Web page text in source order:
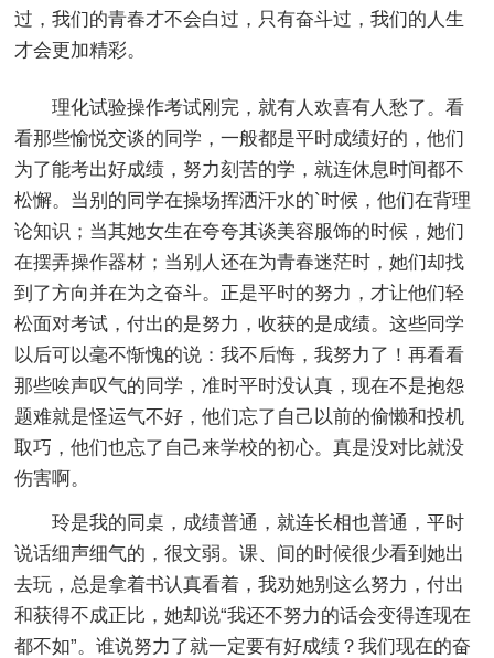
过，我们的青春才不会白过，只有奋斗过，我们的人生
才会更加精彩。
理化试验操作考试刚完，就有人欢喜有人愁了。看
看那些愉悦交谈的同学，一般都是平时成绩好的，他们
为了能考出好成绩，努力刻苦的学，就连休息时间都不
松懈。当别的同学在操场挥洒汗水的`时候，他们在背理
论知识；当其她女生在夸夸其谈美容服饰的时候，她们
在摆弄操作器材；当别人还在为青春迷茫时，她们却找
到了方向并在为之奋斗。正是平时的努力，才让他们轻
松面对考试，付出的是努力，收获的是成绩。这些同学
以后可以毫不惭愧的说：我不后悔，我努力了！再看看
那些唉声叹气的同学，准时平时没认真，现在不是抱怨
题难就是怪运气不好，他们忘了自己以前的偷懒和投机
取巧，他们也忘了自己来学校的初心。真是没对比就没
伤害啊。
玲是我的同桌，成绩普通，就连长相也普通，平时
说话细声细气的，很文弱。课、间的时候很少看到她出
去玩，总是拿着书认真看着，我劝她别这么努力，付出
和获得不成正比，她却说“我还不努力的话会变得连现在
都不如”。谁说努力了就一定要有好成绩？我们现在的奋